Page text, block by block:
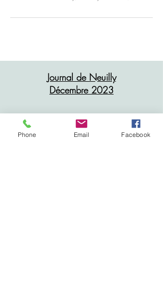
Journal de Neuilly
Décembre 2023
J'interviens à la MJC
Phone Email Facebook